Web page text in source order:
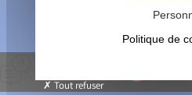
Politique de
Tout refuser